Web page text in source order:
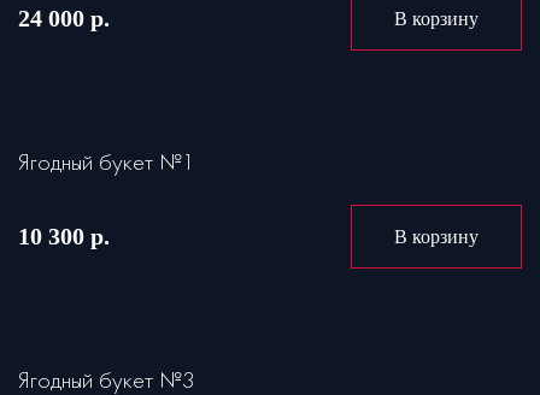
24 000 р. В корзину
Ягодный букет №1
10 300 р. В корзину
Ягодный букет №3